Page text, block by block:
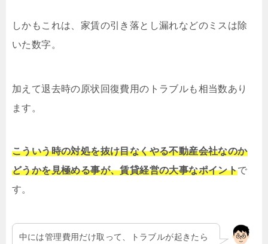
しかもこれは、家賃の引き落とし漏れなどのミスは除
いた数字。
加えて退去時の原状回復費用のトラブルも相当数あり
ます。
こういう時の対処を抜け目なくやる不動産会社なのか
どうかを見極める事が、賃貸経営の大事なポイントで
す。
中には管理費用だけ取って、トラブルが起きたら